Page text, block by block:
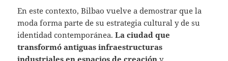
En este contexto, Bilbao vuelve a demostrar que la
moda forma parte de su estrategia cultural y de su
identidad contemporánea.La ciudad que
transformó antiguas infraestructuras